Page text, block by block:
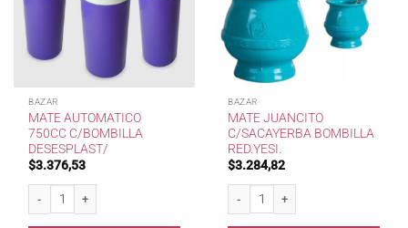
BAZAR
MATE AUTOMATICO
750CC C/BOMBILLA
DESESPLAST/
$3.376,53
Mate Automatico 750cc c/Bombilla Desesplast/ cantidad
BAZAR
MATE JUANCITO
C/SACAYERBA BOMBILLA
RED.YESI.
$3.284,82
Mate Juancito c/SacaYerba